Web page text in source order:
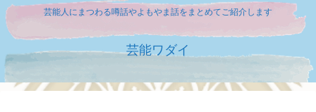
芸能人にまつわる噂話やよもやま話をまとめてご紹介します
芸能ワダイ